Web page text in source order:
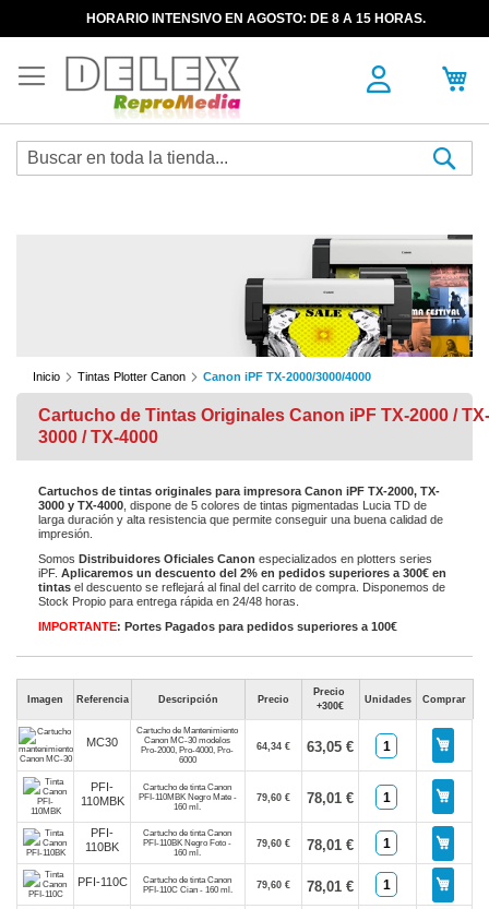
HORARIO INTENSIVO EN AGOSTO: DE 8 A 15 HORAS.
Inicio Tintas Plotter Canon Canon iPF TX-2000/3000/4000
Cartucho de Tintas Originales Canon iPF TX-2000 / TX-
3000 / TX-4000
Cartuchos de tintas originales para impresora Canon iPF TX-2000, TX-
3000 y TX-4000 , dispone de 5 colores de tintas pigmentadas Lucia TD de
larga duración y alta resistencia que permite conseguir una buena calidad de
impresión.
Somos Distribuidores Oficiales Canon especializados en plotters series
iPF. Aplicaremos un descuento del 2% en pedidos superiores a 300€ en
tintas el descuento se reflejará al final del carrito de compra. Disponemos de
Stock Propio para entrega rápida en 24/48 horas.
IMPORTANTE: Portes Pagados para pedidos superiores a 100€
Imagen Referencia Descripción Precio
Precio
+300€
Unidades Comprar
MC30
Cartucho de Mantenimiento
Canon MC-30 modelos
Pro-2000, Pro-4000, Pro-
6000
64,34 € 63,05 €
PFI-
110MBK
Cartucho de tinta Canon
PFI-110MBK Negro Mate -
160 ml.
79,60 € 78,01 €
PFI-
110BK
Cartucho de tinta Canon
PFI-110BK Negro Foto -
160 ml.
79,60 € 78,01 €
PFI-110C
Cartucho de tinta Canon
PFI-110C Cian - 160 ml.
79,60 € 78,01 €